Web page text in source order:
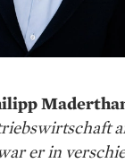
er in